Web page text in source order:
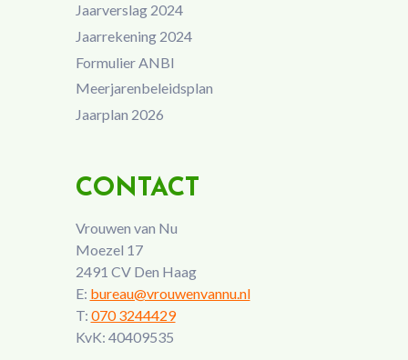
Jaarverslag 2024
Jaarrekening 2024
Formulier ANBI
Meerjarenbeleidsplan
Jaarplan 2026
CONTACT
Vrouwen van Nu
Moezel 17
2491 CV Den Haag
E: bureau@vrouwenvannu.nl
T: 070 3244429
KvK: 40409535